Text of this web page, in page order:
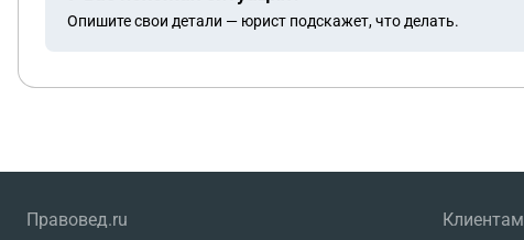
Опишите свои детали — юрист подскажет, что делать.
Правовед.ru Клиентам